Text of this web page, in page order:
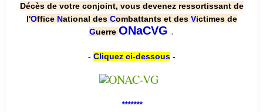
Décès de votre conjoint, vous devenez ressortissant de
l'Office National des Combattants et des Victimes de
Guerre ONaCVG .
- Cliquez ci-dessous-
*******